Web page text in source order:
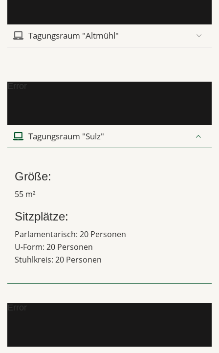
Tagungsraum "Altmühl"
Error
Tagungsraum "Sulz"
Größe:
55 m²
Sitzplätze:
Parlamentarisch: 20 Personen
U-Form: 20 Personen
Stuhlkreis: 20 Personen
Error